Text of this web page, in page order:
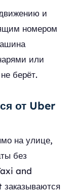
и
номером
или
берёт.
от Uber
на улице,
без
and